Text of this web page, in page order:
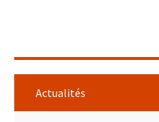
Actualités